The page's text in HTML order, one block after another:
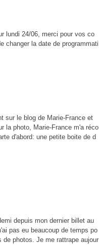
lundi 24/06, merci pour vos co
changer la date de programmati
sur le blog de Marie-France et
la photo, Marie-France m'a réco
d'abord: une petite boite de d
depuis mon dernier billet au
pas eu beaucoup de temps po
de photos. Je me rattrape aujour